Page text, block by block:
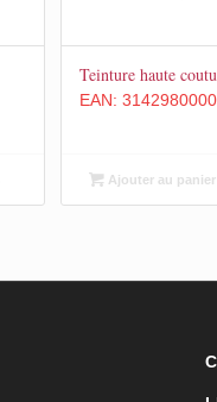
Teinture haute
EAN:
Ajouter au panier